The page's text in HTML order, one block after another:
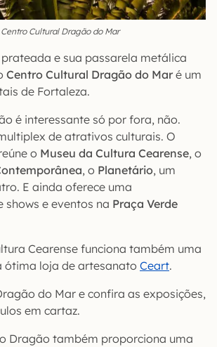
Centro Cultural Dragão do Mar
e sua passarela metálica
Centro Cultural Dragão do Mar é um
de Fortaleza.
é interessante só por fora, não.
de atrativos culturais. O
o Museu da Cultura Cearense, o
, o Planetário, um
E ainda oferece uma
e eventos na Praça Verde
Cearense funciona também uma
ótima loja de artesanato Ceart.
do Mar e confira as exposições,
em cartaz.
Dragão também proporciona uma